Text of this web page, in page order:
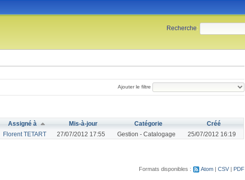
Recherche:
Ajouter le filtre
Assigné à Mis-à-jour Catégorie
Créé
Florent TETART 27/07/2012 17:55 Gestion - Catalogage 25/07/2012 16:19
Formats disponibles : Atom CSV PDF